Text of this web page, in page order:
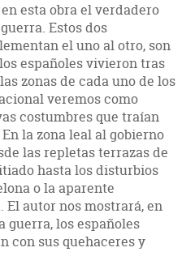
esta obra el verdadero
Estos dos
el uno al otro, son
españoles vivieron tras
zonas de cada uno de los
veremos como
costumbres que traían
la zona leal al gobierno
las repletas terrazas de
hasta los disturbios
o la aparente
autor nos mostrará, en
guerra, los españoles
con sus quehaceres y